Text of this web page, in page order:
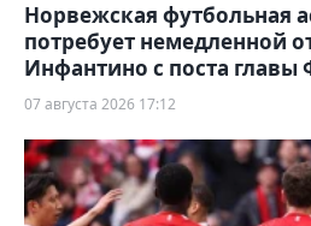
Норвежская футбольная
потребует немедленной
Инфантино с поста
07 августа 2026 17:12